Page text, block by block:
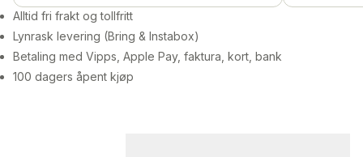
Alltid fri frakt og tollfritt
Lynrask levering (Bring & Instabox)
Betaling med Vipps, Apple Pay, faktura, kort, bank
100 dagers åpent kjøp